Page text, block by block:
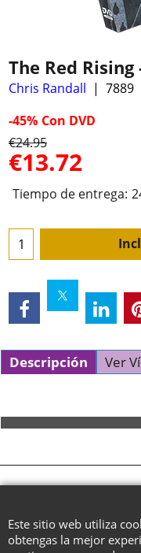
The Red
Chris Randall
7889
-45% Con DVD
€24.95
€13.72
Tiempo de entrega:
Descripción Ver
To create online store
Este sitio web utiliza
obtengas la mejor